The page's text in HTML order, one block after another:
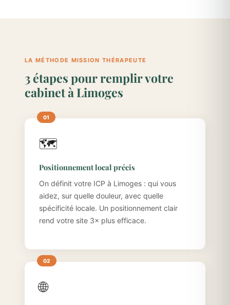
LA MÉTHODE MISSION THÉRAPEUTE
3 étapes pour remplir votre
cabinet à Limoges
🗺️
Positionnement local précis
On définit votre ICP à Limoges : qui vous
aidez, sur quelle douleur, avec quelle
spécificité locale. Un positionnement clair
rend votre site 3× plus efficace.
🌐